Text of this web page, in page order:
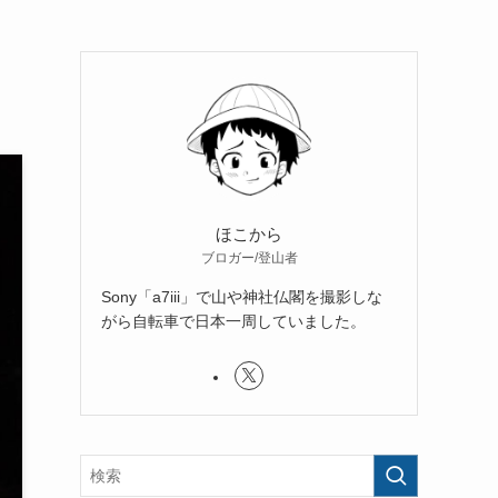
ほこから
ブロガー/登山者
Sony「a7iii」で山や神社仏閣を撮影しな
がら自転車で日本一周していました。